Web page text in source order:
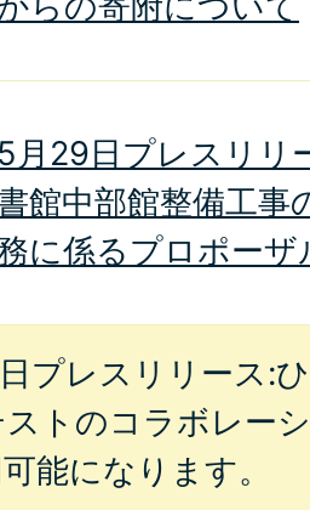
5月29日プレスリリ
館中部館整備工事
に係るプロポー
プレスリリース:
ストのコラボレー
能になります。